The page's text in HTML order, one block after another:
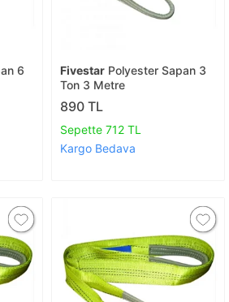
6
Fivestar Polyester Sapan 3
Ton 3 Metre
890 TL
Sepette 712 TL
Kargo Bedava